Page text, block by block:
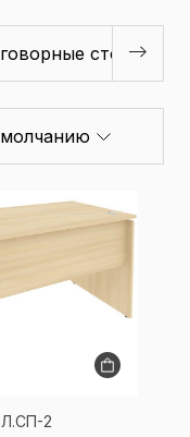
столы
Л.СП-2